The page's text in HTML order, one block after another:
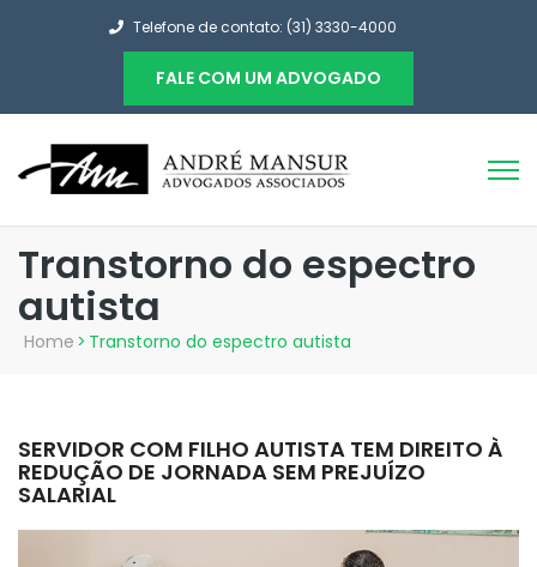
Telefone de contato: (31) 3330-4000
FALE COM UM ADVOGADO
Transtorno do espectro
autista
Home > Transtorno do espectro autista
SERVIDOR COM FILHO AUTISTA TEM DIREITO À
REDUÇÃO DE JORNADA SEM PREJUÍZO
SALARIAL